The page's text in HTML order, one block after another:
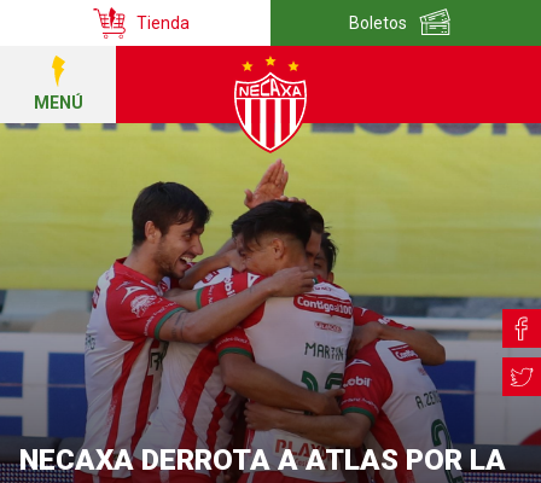
Tienda Boletos
MENÚ
NECAXA DERROTA A ATLAS POR LA